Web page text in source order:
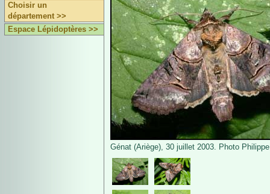
Choisir un
département >>
Espace Lépidoptères >>
Génat (Ariège), 30 juillet 2003. Photo